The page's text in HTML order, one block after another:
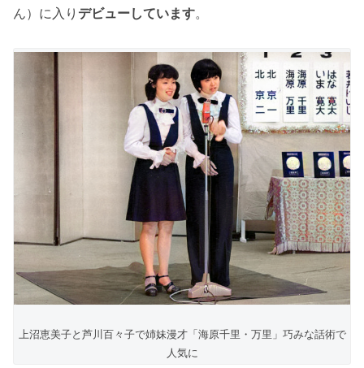
ん）に入り デビューしています。
上沼恵美子と芦川百々子で姉妹漫才「海原千里・万里」巧みな話術で
人気に